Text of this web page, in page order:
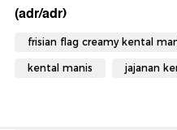
(adr/adr)
frisian flag creamy kental
kental manis jajanan